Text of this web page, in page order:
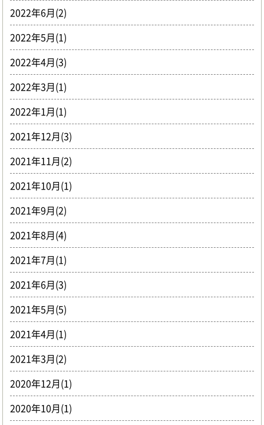
2022年6月(2)
2022年5月(1)
2022年4月(3)
2022年3月(1)
2022年1月(1)
2021年12月(3)
2021年11月(2)
2021年10月(1)
2021年9月(2)
2021年8月(4)
2021年7月(1)
2021年6月(3)
2021年5月(5)
2021年4月(1)
2021年3月(2)
2020年12月(1)
2020年10月(1)